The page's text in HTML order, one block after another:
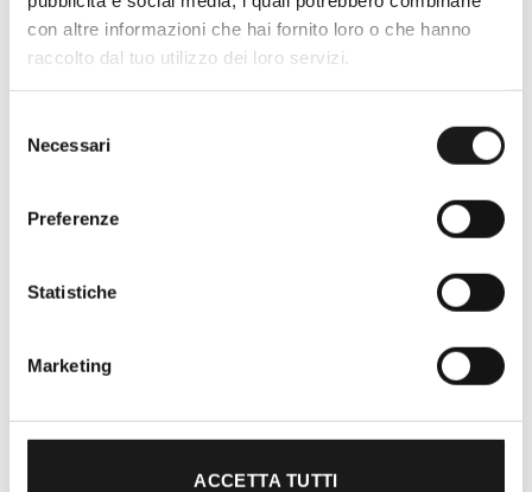
con altre informazioni che hai fornito loro o che hanno
raccolto dal tuo utilizzo dei loro servizi.
delNecessari
Preferenze
Statistiche
Marketing
ACCETTA TUTTI
Oltre 30 anni di esperienza
Roma, RRTrek è il punto di riferimento
Lazio. Da sempre soddisfiamo i nostri
l’acquisto un’esperienza formativa e